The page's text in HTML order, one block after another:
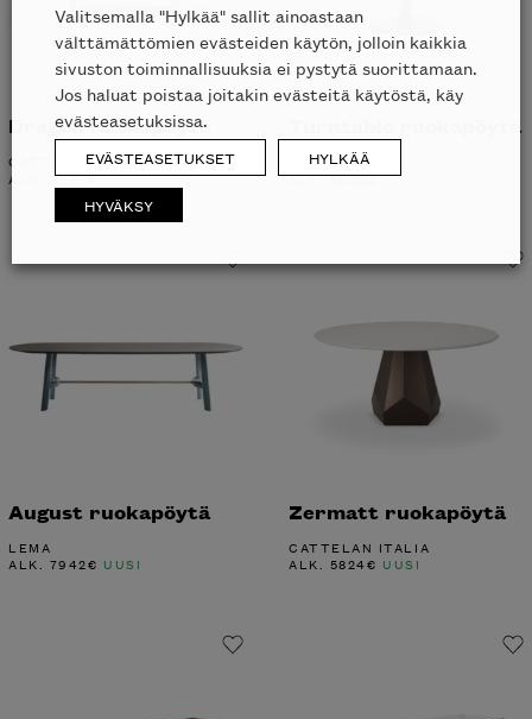
Dragon ruokapöytä
CATTELAN ITALIA
ALK. 6037€
Turntable ruokapöytä
ZEITRAUM
ALK.5642€
August ruokapöytä
LEMA
ALK. 7942€ UUSI
Zermatt ruokapöytä
CATTELAN ITALIA
ALK. 5824€ UUSI
Valitsemalla "Hylkää" sallit ainoastaan
välttämättömien evästeiden käytön, jolloin kaikkia
sivuston toiminnallisuuksia ei pystytä suorittamaan.
Jos haluat poistaa joitakin evästeitä käytöstä, käy
evästeasetuksissa.
EVÄSTEASETUKSET HYLKÄÄ
HYVÄKSY